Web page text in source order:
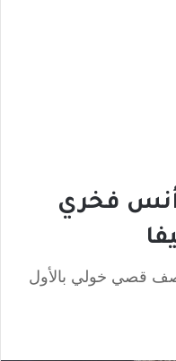
فخري
قصي خولي بالأول